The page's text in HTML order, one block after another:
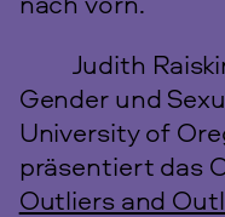
Judith
Gender und
University of
präsentiert das
Outliers and